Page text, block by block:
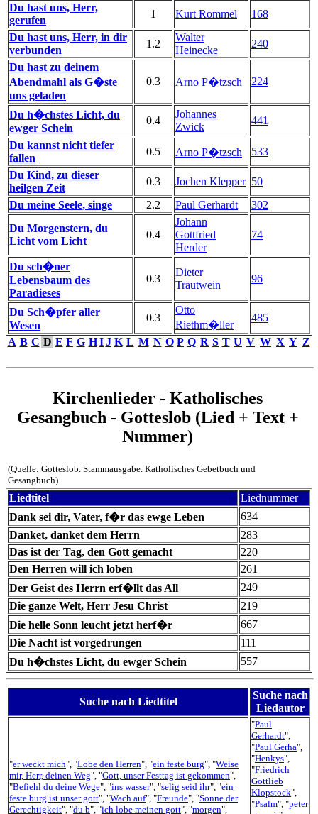
Du hast uns, Herr,
gerufen
1 Kurt Rommel
168
Du hast uns, Herr, in dir
verbunden
1.2
Walter
Heinecke
240
Du hast zu deinem
Abendmahl als G�ste
uns geladen
0.3 Arno P�tzsch 224
Du h�chstes Licht, du
ewger Schein
0.4
Johannes
Zwick
441
Du kannst nicht tiefer
fallen
0.5 Arno P�tzsch
533
Du Kind, zu dieser
heilgen Zeit
0.3 Jochen Klepper 50
Du meine Seele, singe
2.2 Paul Gerhardt
302
Du Morgenstern, du
Licht vom Licht
0.4
Johann
Gottfried
Herder
74
Du sch�ner
Lebensbaum des
Paradieses
0.3
Dieter
Trautwein
96
Du Sch�pfer aller
Wesen
0.3
Otto
Riethm�ller
485
A B C D E F G H IJ K L M N O P Q R S T U V W X Y Z
Kirchenlieder - Katholisches
Gesangbuch - Gotteslob (Lied + Text +
Nummer)
(Quelle: Gotteslob. Stammausgabe. Katholisches Gebetbuch und
Gesangbuch)
Liedtitel
Liednummer
Dank sei dir, Vater, f�r das ewge Leben
634
Danket, danket dem Herrn
283
Das ist der Tag, den Gott gemacht
220
Den Herren will ich loben
261
Der Geist des Herrn erf�llt das All
249
Die ganze Welt, Herr Jesu Christ
219
Die helle Sonn leucht jetzt herf�r
667
Die Nacht ist vorgedrungen
111
Du h�chstes Licht, du ewger Schein
557
Suche nach Liedtitel
Suche nach
Liedautor
"er weckt mich", "Lobe den Herren", "ein feste burg", "Weise
mir, Herr, deinen Weg", "Gott, unser Festtag ist gekommen",
"Befiehl du deine Wege", "ins wasser", "selig seid ihr", "ein
feste burg ist unser gott", "Wach auf", "Freunde", "Sonne der
Gerechtigkeit", "du b", "ich lobe meinen gott", "morgen",
"Paul
Gerhardt",
"Paul Gerha",
"Henkys",
"Friedrich
Gottlieb
Klopstock",
"Psalm", "peter